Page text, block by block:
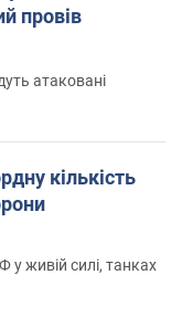
провів
атаковані
кількість
у живій силі, танках